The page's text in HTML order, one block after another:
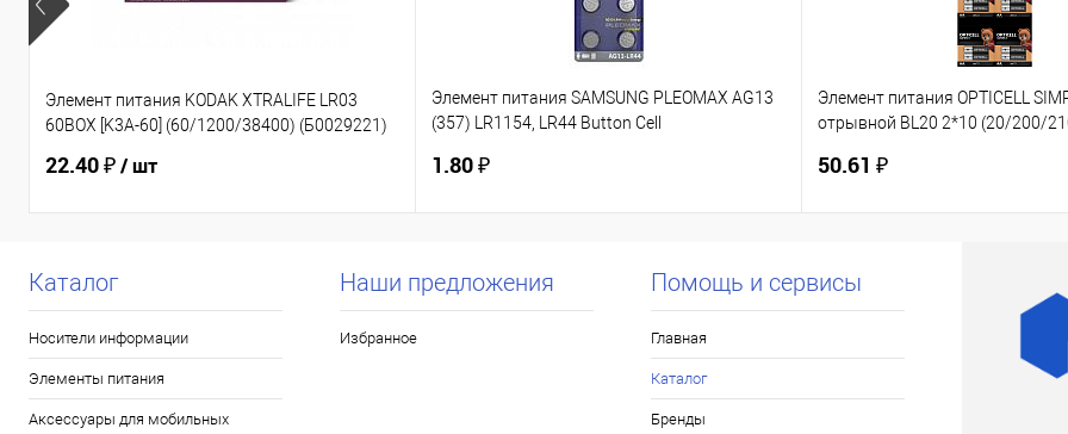
Элемент питания KODAK XTRALIFE LR03
60BOX [K3A-60] (60/1200/38400) (Б0029221)
22.40 ₽/ шт
Элемент питания SAMSUNG PLEOMAX AG13
(357) LR1154, LR44 Button Cell
1.80 ₽
Элемент питания OPTICELL
отрывной BL20 2*10 (20/200/
50.61 ₽
Каталог
Носители информации
Элементы питания
Аксессуары для мобильных
Наши предложения
Избранное
Помощь и сервисы
Главная
Каталог
Бренды